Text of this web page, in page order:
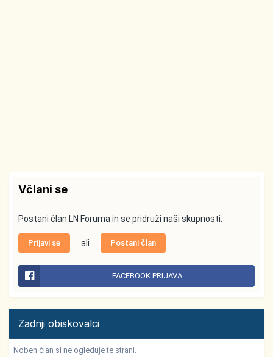
Včlani se
Postani član LN Foruma in se pridruži naši skupnosti.
Prijavi se ali Postani član
FACEBOOK PRIJAVA
Zadnji obiskovalci
Noben član si ne ogleduje te strani.